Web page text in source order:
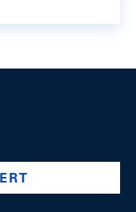
swiss-national-
@swissnationalbank